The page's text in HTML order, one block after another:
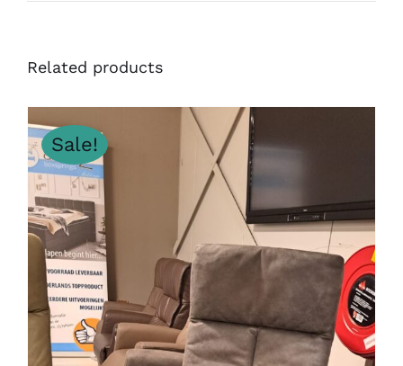
Related products
Sale!